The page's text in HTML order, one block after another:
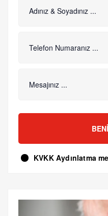
KVKK Aydınlatma